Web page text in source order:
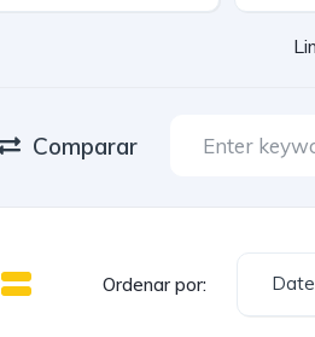
Comparar
Ordenar por: